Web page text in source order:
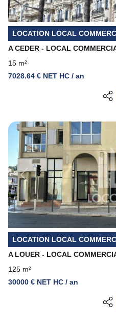
LOCATION LOCAL
A CEDER - LOCAL
15 m²
7028.64 € NET HC / an
Previous
LOCATION LOCAL
125 m²
30000 € NET HC / an